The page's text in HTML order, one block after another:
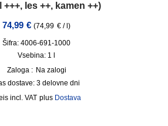
+++, les ++, kamen ++)
74,99 € (74,99 € / )
Šifra: 4006-691-1000
Vsebina: 1 l
Zaloga : Na zalogi
dostave: 3 delovne dni
incl. VAT plus Dostava